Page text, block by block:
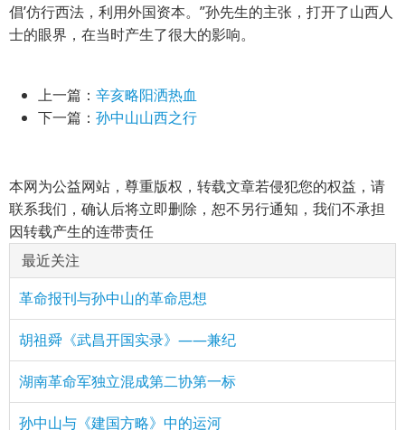
倡’仿行西法，利用外国资本。”孙先生的主张，打开了山西人
士的眼界，在当时产生了很大的影响。
上一篇： 辛亥略阳洒热血
下一篇： 孙中山山西之行
本网为公益网站，尊重版权，转载文章若侵犯您的权益，请
联系我们，确认后将立即删除，恕不另行通知，我们不承担
因转载产生的连带责任
最近关注
革命报刊与孙中山的革命思想
胡祖舜《武昌开国实录》——兼纪
湖南革命军独立混成第二协第一标
孙中山与《建国方略》中的运河